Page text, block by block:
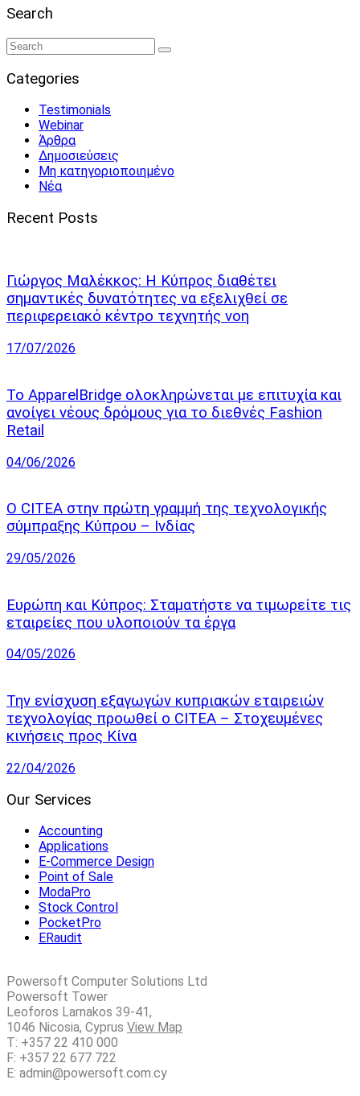
Search
Categories
Testimonials
Webinar
Άρθρα
Δημοσιεύσεις
Μη κατηγοριοποιημένο
Νέα
Recent Posts
Γιώργος Μαλέκκος: Η Κύπρος διαθέτει
σημαντικές δυνατότητες να εξελιχθεί σε
περιφερειακό κέντρο τεχνητής νοη
17/07/2026
Το ApparelBridge ολοκληρώνεται με επιτυχία και
ανοίγει νέους δρόμους για το διεθνές Fashion
Retail
04/06/2026
Ο CITEA στην πρώτη γραμμή της τεχνολογικής
σύμπραξης Κύπρου – Ινδίας
29/05/2026
Ευρώπη και Κύπρος: Σταματήστε να τιμωρείτε τις
εταιρείες που υλοποιούν τα έργα
04/05/2026
Την ενίσχυση εξαγωγών κυπριακών εταιρειών
τεχνολογίας προωθεί ο CITEA – Στοχευμένες
κινήσεις προς Κίνα
22/04/2026
Our Services
Accounting
Applications
E-Commerce Design
Point of Sale
ModaPro
Stock Control
PocketPro
ERaudit
Powersoft Computer Solutions Ltd
Powersoft Tower
Leoforos Larnakos 39-41,
1046 Nicosia, Cyprus View Map
T: +357 22 410 000
F: +357 22 677 722
E: admin@powersoft.com.cy